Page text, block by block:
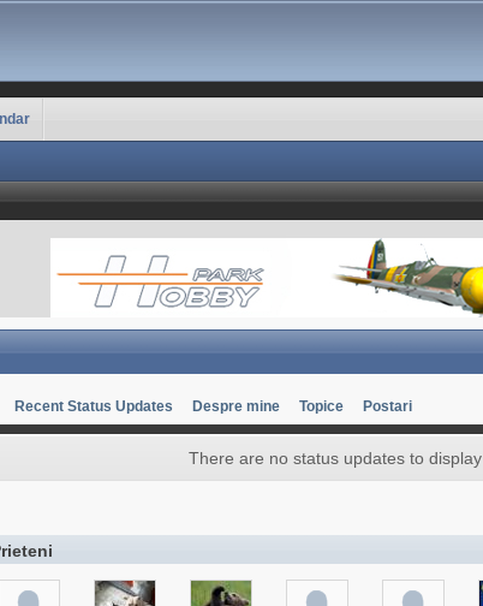
Recent Status Updates Despre mine Topice Postari
There are no status updates to display